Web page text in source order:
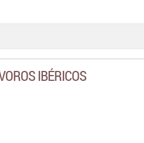
IBÉRICOS